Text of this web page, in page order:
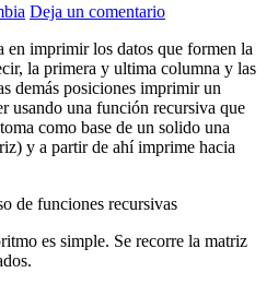
Deja un comentario
en imprimir los datos que formen la
la primera y ultima columna y las
demás posiciones imprimir un
usando una función recursiva que
como base de un solido una
y a partir de ahí imprime hacia
de funciones recursivas
es simple. Se recorre la matriz